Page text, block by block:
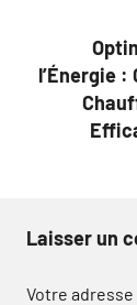
l’Énergie
Laisser un
Votre adresse